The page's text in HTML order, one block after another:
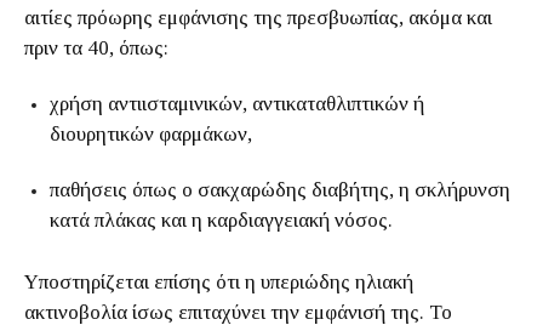
αιτίες πρόωρης εμφάνισης της πρεσβυωπίας, ακόμα και
πριν τα 40, όπως:
χρήση αντιισταμινικών, αντικαταθλιπτικών ή
διουρητικών φαρμάκων,
παθήσεις όπως ο σακχαρώδης διαβήτης, η σκλήρυνση
κατά πλάκας και η καρδιαγγειακή νόσος.
Υποστηρίζεται επίσης ότι η υπεριώδης ηλιακή
ακτινοβολία ίσως επιταχύνει την εμφάνισή της. Το